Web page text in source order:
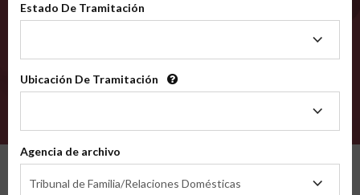
Estado De Tramitación
Tramitación
Ubicación De Tramitación
Tramitación
Agencia de archivo
Tribunal de Familia/Relaciones Domésticas
de